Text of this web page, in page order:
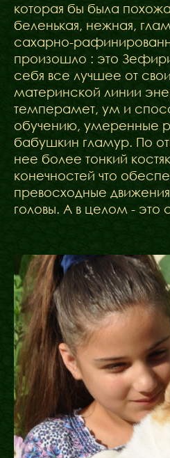
которая бы была
беленькая, нежная,
сахарно-
произошло : это
себя все лучшее от
материнской линии
темперамет, ум и
обучению, умеренные
бабушкин гламур. По
нее более тонкий
конечностей что
превосходные
головы. А в целом - это